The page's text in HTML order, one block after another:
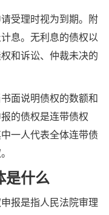
受理时视为到期。附
息。无利息的债权以
和诉讼、仲裁未决的
面说明债权的数额和
的债权是连带债权
一人代表全体连带债
什么
报是指人民法院审理